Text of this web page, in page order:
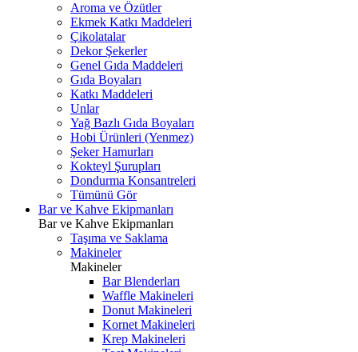
Aroma ve Özütler
Ekmek Katkı Maddeleri
Çikolatalar
Dekor Şekerler
Genel Gıda Maddeleri
Gıda Boyaları
Katkı Maddeleri
Unlar
Yağ Bazlı Gıda Boyaları
Hobi Ürünleri (Yenmez)
Şeker Hamurları
Kokteyl Şurupları
Dondurma Konsantreleri
Tümünü Gör
Bar ve Kahve Ekipmanları
Bar ve Kahve Ekipmanları
Taşıma ve Saklama
Makineler
Makineler
Bar Blenderları
Waffle Makineleri
Donut Makineleri
Kornet Makineleri
Krep Makineleri